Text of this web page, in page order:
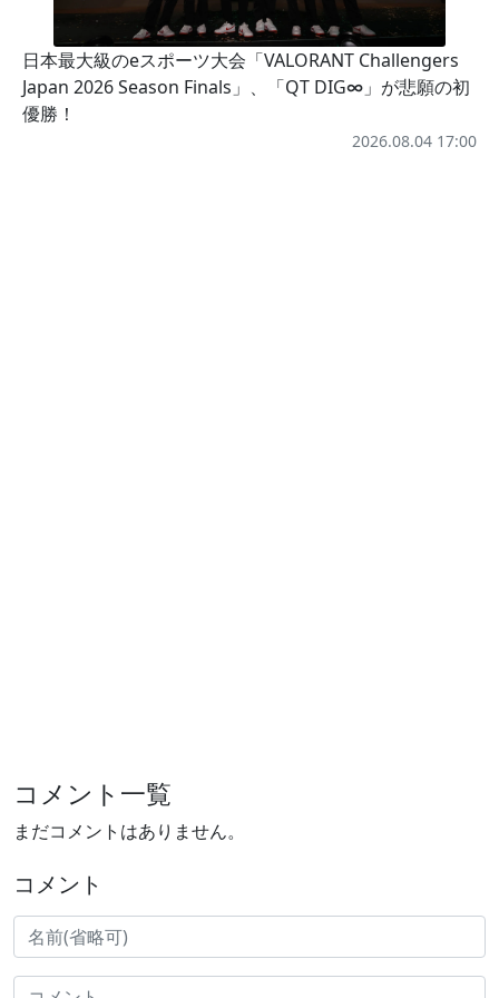
日本最大級のeスポーツ大会「VALORANT Challengers
Japan 2026 Season Finals」、「QT DIG∞」が悲願の初
優勝！
2026.08.04 17:00
コメント一覧
まだコメントはありません。
コメント